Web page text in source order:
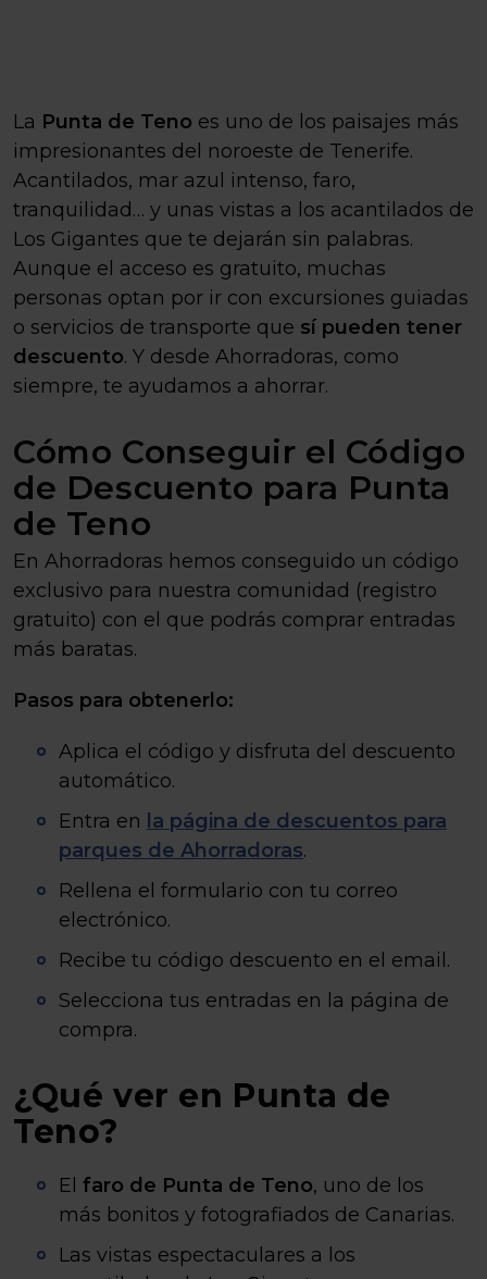
La Punta de Teno es uno de los paisajes más
impresionantes del noroeste de Tenerife.
Acantilados, mar azul intenso, faro,
tranquilidad… y unas vistas a los acantilados de
Los Gigantes que te dejarán sin palabras.
Aunque el acceso es gratuito, muchas
personas optan por ir con excursiones guiadas
o servicios de transporte que sí pueden tener
descuento. Y desde Ahorradoras, como
siempre, te ayudamos a ahorrar.
Cómo Conseguir el Código
de Descuento para Punta
de Teno
En Ahorradoras hemos conseguido un código
exclusivo para nuestra comunidad (registro
gratuito) con el que podrás comprar entradas
más baratas.
Pasos para obtenerlo:
Aplica el código y disfruta del descuento
automático.
Entra en la página de descuentos para
parques de Ahorradoras.
Rellena el formulario con tu correo
electrónico.
Recibe tu código descuento en el email.
Selecciona tus entradas en la página de
compra.
¿Qué ver en Punta de
Teno?
El faro de Punta de Teno, uno de los
más bonitos y fotografiados de Canarias.
Las vistas espectaculares a los